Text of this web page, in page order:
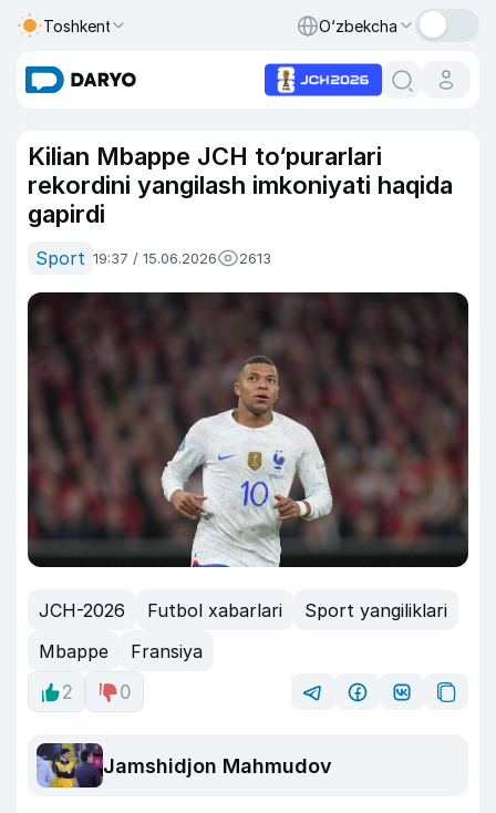
Toshkent O‘zbekcha
Kilian Mbappe JCH to‘purarlari
rekordini yangilash imkoniyati haqida
gapirdi
Sport 19:37 / 15.06.2026 2613
JCH-2026 Futbol xabarlari
Sport yangiliklari
Mbappe
Fransiya
2
0
Jamshidjon Mahmudov